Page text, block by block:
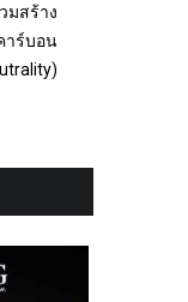
มสร้าง
าร์บอน